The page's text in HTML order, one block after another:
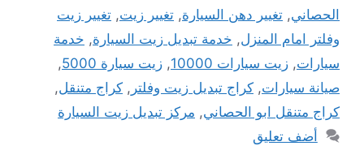
الحصاني, تغيير دهن السيارة, تغيير زيت, تغيير زيت
وفلتر امام المنزل, خدمة تبديل زيت السيارة, خدمة
سيارات, زيت سيارات 10000 , زيت سيارة 5000
,
صيانة سيارات, كراج تبديل زيت وفلتر , كراج متنقل,
كراج متنقل ابو الحصاني, مركز تبديل زيت السيارة
أضف تعليق